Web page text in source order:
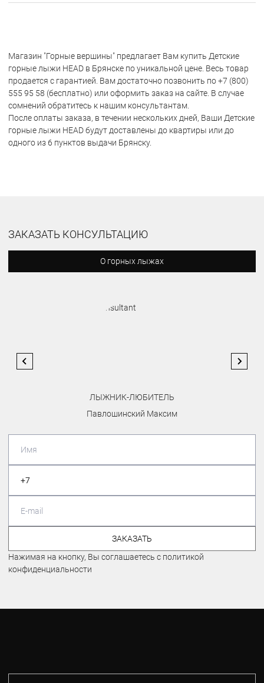
Магазин "Горные вершины" предлагает Вам купить Детские
горные лыжи HEAD в Брянске по уникальной цене. Весь товар
продается с гарантией. Вам достаточно позвонить по +7 (800)
555 95 58 (бесплатно) или оформить заказ на сайте. В случае
сомнений обратитесь к нашим консультантам.
После оплаты заказа, в течении нескольких дней, Ваши Детские
горные лыжи HEAD будут доставлены до квартиры или до
одного из 6 пунктов выдачи Брянску.
ЗАКАЗАТЬ КОНСУЛЬТАЦИЮ
О горных лыжах
ЛЫЖНИК-ЛЮБИТЕЛЬ
Павлошинский Максим
ЗАКАЗАТЬ
Нажимая на кнопку, Вы соглашаетесь с политикой
конфиденциальности